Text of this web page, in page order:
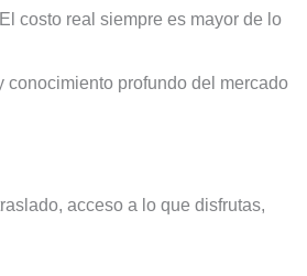
costo real siempre es mayor de lo
profundo del mercado
acceso a lo que disfrutas,